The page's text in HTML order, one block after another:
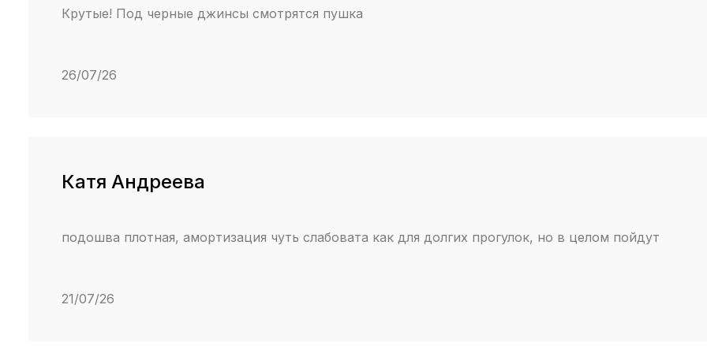
Крутые! Под черные джинсы смотрятся пушка
26/07/26
Катя Андреева
подошва плотная, амортизация чуть слабовата как для долгих прогулок, но в целом пойдут
21/07/26